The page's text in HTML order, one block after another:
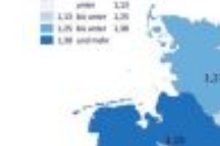
unterschiedliche
Deutschland geborene
verändert hat. Das
hohen Einkommen